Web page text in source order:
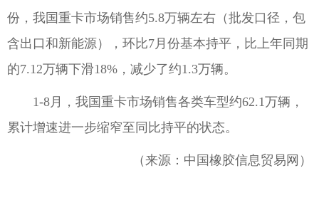
份，我国重卡市场销售约5.8万辆左右（批发口径，包
含出口和新能源），环比7月份基本持平，比上年同期
的7.12万辆下滑18%，减少了约1.3万辆。
1-8月，我国重卡市场销售各类车型约62.1万辆，
累计增速进一步缩窄至同比持平的状态。
（来源：中国橡胶信息贸易网）